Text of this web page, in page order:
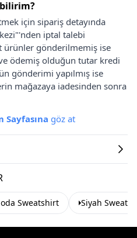
için sipariş detayında
iptal talebi
ürünler gönderilmemiş ise
ödemiş olduğun tutar kredi
gönderimi yapılmış ise
mağazaya iadesinden sonra
Sayfasına göz at
Sweatshirt Siyah